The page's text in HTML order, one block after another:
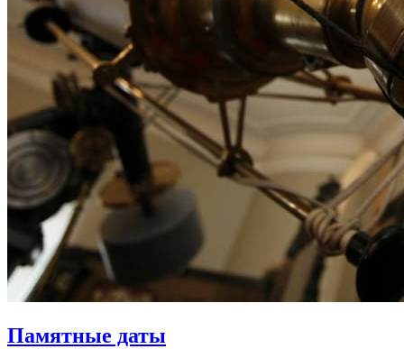
Памятные даты